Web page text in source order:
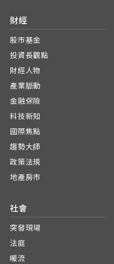
財經
股市基金
投資長觀點
財經人物
產業脈動
金融保險
科技新知
國際焦點
趨勢大師
政策法規
地產房市
社會
突發現場
法庭
暖流